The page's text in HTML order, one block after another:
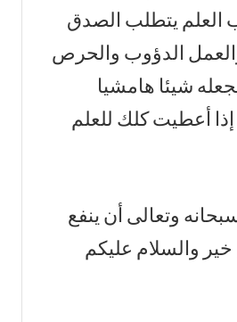
العلم يتطلب الصدق
والعمل الدؤوب والحرص
شيئا هامشيا
أعطيت كلك للعلم
وتعالى أن ينفع
والسلام عليكم